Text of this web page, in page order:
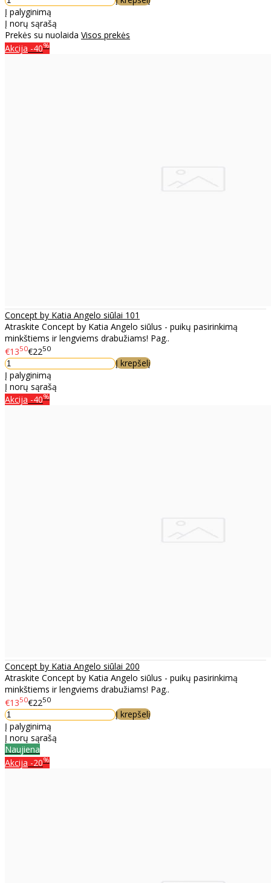
Į palyginimą
Į norų sąrašą
Prekės su nuolaida Visos prekės
Akcija -40%
Concept by Katia Angelo siūlai 101
Atraskite Concept by Katia Angelo siūlus - puikų pasirinkimą
minkštiems ir lengviems drabužiams! Pag..
€1350€2250
Į krepšelį
Į palyginimą
Į norų sąrašą
Akcija -40%
Concept by Katia Angelo siūlai 200
Atraskite Concept by Katia Angelo siūlus - puikų pasirinkimą
minkštiems ir lengviems drabužiams! Pag..
€1350€2250
Į krepšelį
Į palyginimą
Į norų sąrašą
Naujiena
Akcija -20%